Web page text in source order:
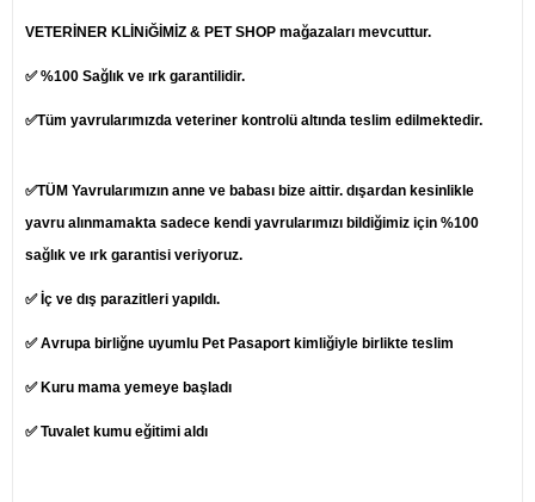
VETERİNER KLİNiĞİMİZ & PET SHOP mağazaları mevcuttur.
✅ %100 Sağlık ve ırk garantilidir.
✅Tüm yavrularımızda veteriner kontrolü altında teslim edilmektedir.
✅TÜM Yavrularımızın anne ve babası bize aittir. dışardan kesinlikle
yavru alınmamakta sadece kendi yavrularımızı bildiğimiz için %100
sağlık ve ırk garantisi veriyoruz.
✅ İç ve dış parazitleri yapıldı.
✅ Avrupa birliğne uyumlu Pet Pasaport kimliğiyle birlikte teslim
✅ Kuru mama yemeye başladı
✅ Tuvalet kumu eğitimi aldı